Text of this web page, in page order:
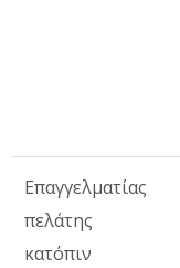
Επαγγελματίας
πελάτης
κατόπιν